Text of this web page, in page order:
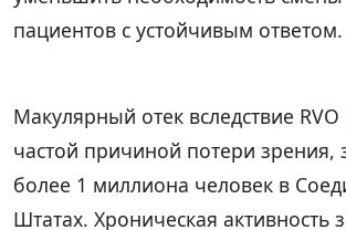
пациентов с устойчивым ответом.
Макулярный отек вследствие RVO
частой причиной потери зрения,
более 1 миллиона человек в
Штатах. Хроническая активность